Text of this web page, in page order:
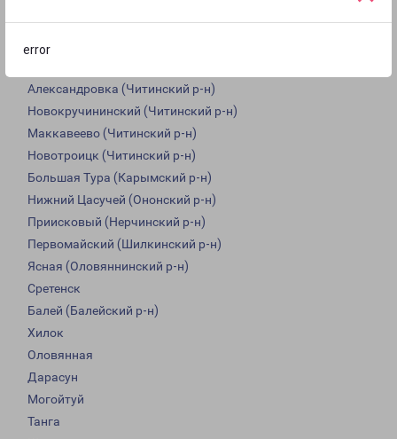
error
Курорт-Дарасун (Карымский р-н)
Дульдурга (Дульдургинский р-н)
Александровка (Читинский р-н)
Новокручининский (Читинский р-н)
Маккавеево (Читинский р-н)
Новотроицк (Читинский р-н)
Большая Тура (Карымский р-н)
Нижний Цасучей (Ононский р-н)
Приисковый (Нерчинский р-н)
Первомайский (Шилкинский р-н)
Ясная (Оловяннинский р-н)
Сретенск
Балей (Балейский р-н)
Хилок
Оловянная
Дарасун
Могойтуй
Танга